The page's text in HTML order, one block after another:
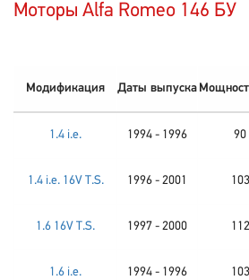
Моторы Alfa Romeo 146 БУ
Модификация Даты выпуска
1.4 i.e. 1994 - 1996 90
1.4 i.e. 16V T.S. 1996 - 2001 103
1.6 16V T.S. 1997 - 2000 112
1.6 i.e. 1994 - 1996 103